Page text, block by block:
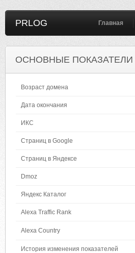
PRLOG Главная
ОСНОВНЫЕ ПОКАЗАТЕЛИ
Возраст домена
Дата окончания
ИКС
Страниц в Google
Страниц в Яндексе
Dmoz
Яндекс Каталог
Alexa Traffic Rank
Alexa Country
История изменения показателей